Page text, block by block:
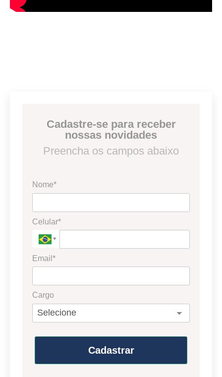
Cadastre-se para receber
nossas novidades
Preencha os campos abaixo
Nome*
Celular*
Email*
Cargo
Cadastrar